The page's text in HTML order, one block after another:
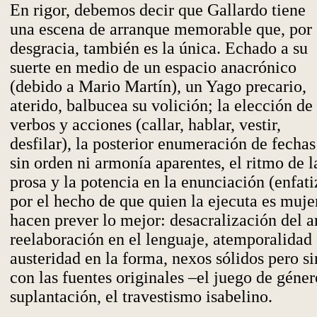
En rigor, debemos decir que Gallardo tiene
una escena de arranque memorable que, por
desgracia, también es la única. Echado a su
suerte en medio de un espacio anacrónico
(debido a Mario Martín), un Yago precario,
aterido, balbucea su volición; la elección de
verbos y acciones (callar, hablar, vestir,
desfilar), la posterior enumeración de fechas
sin orden ni armonía aparentes, el ritmo de
prosa y la potencia en la enunciación
por el hecho de que quien la ejecuta es
hacen prever lo mejor: desacralización del
reelaboración en el lenguaje, atemporalidad
austeridad en la forma, nexos sólidos pero
con las fuentes originales –el juego de
suplantación, el travestismo isabelino.